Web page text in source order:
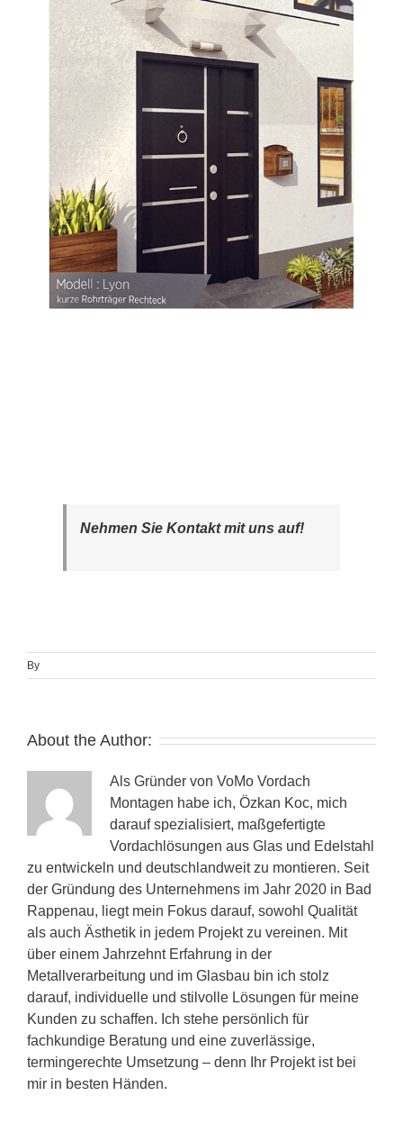
Nehmen Sie Kontakt mit uns auf!
By
About the Author:
Als Gründer von VoMo Vordach
Montagen habe ich, Özkan Koc, mich
darauf spezialisiert, maßgefertigte
Vordachlösungen aus Glas und Edelstahl
zu entwickeln und deutschlandweit zu montieren. Seit
der Gründung des Unternehmens im Jahr 2020 in Bad
Rappenau, liegt mein Fokus darauf, sowohl Qualität
als auch Ästhetik in jedem Projekt zu vereinen. Mit
über einem Jahrzehnt Erfahrung in der
Metallverarbeitung und im Glasbau bin ich stolz
darauf, individuelle und stilvolle Lösungen für meine
Kunden zu schaffen. Ich stehe persönlich für
fachkundige Beratung und eine zuverlässige,
termingerechte Umsetzung – denn Ihr Projekt ist bei
mir in besten Händen.